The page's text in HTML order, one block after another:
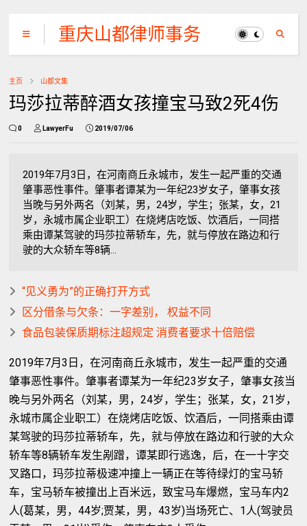
重庆山都律师事务
所
主页 山都文集
玛莎拉蒂醉酒女孩撞宝马致2死4伤
0 LawyerFu 2019/07/06
2019年7月3日，在河南商丘永城市，发生一起严重的交通
肇事恶性事件。肇事者谭某为一年纪23岁女子，肇事女孩
当晚与另外两名（刘某，男，24岁，学生；张某，女，21
岁，永城市属企业职工）在烧烤店吃饭、饮酒后，一同搭
乘由谭某驾驶的玛莎拉蒂轿车，先，就与停放在路边和行
驶的大众轿车等8辆...
“见义勇为”的正确打开方式
区分借条与欠条：一字差别， 权益不同
食品包装保质期标注超规定 消费者要求十倍赔偿
2019年7月3日，在河南商丘永城市，发生一起严重的交通
肇事恶性事件。肇事者谭某为一年纪23岁女子，肇事女孩当
晚与另外两名（刘某，男，24岁，学生；张某，女，21岁，
永城市属企业职工）在烧烤店吃饭、饮酒后，一同搭乘由谭
某驾驶的玛莎拉蒂轿车，先，就与停放在路边和行驶的大众
轿车等8辆轿车发生剐蹭，谭某即行逃逸，后，在一十字交
叉路口，玛莎拉蒂极速冲撞上一辆正在等待绿灯的宝马轿
车，宝马轿车被撞出上百米远，致宝马车爆燃，宝马车内2
人(葛某，男，44岁;贾某，男，43岁)当场死亡、1人(驾驶员